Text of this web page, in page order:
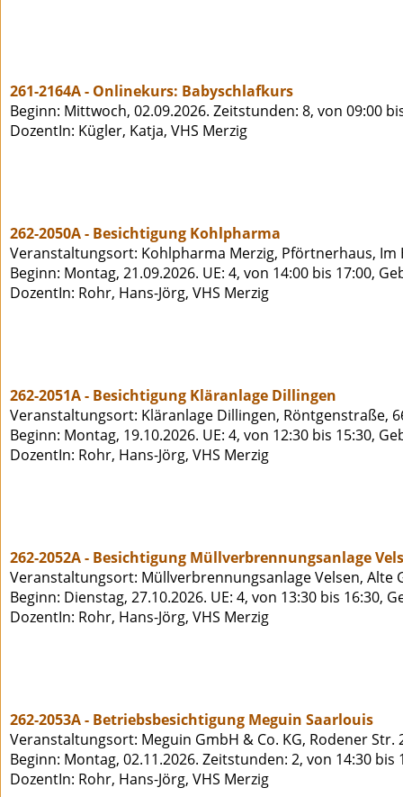
261-2164A - Onlinekurs: Babyschlafkurs
Beginn: Mittwoch, 02.09.2026. Zeitstunden: 8, von 09:00
DozentIn: Kügler, Katja, VHS Merzig
262-2050A - Besichtigung Kohlpharma
Veranstaltungsort: Kohlpharma Merzig, Pförtnerhaus, Im
Beginn: Montag, 21.09.2026. UE: 4, von 14:00 bis 17:00,
DozentIn: Rohr, Hans-Jörg, VHS Merzig
262-2051A - Besichtigung Kläranlage Dillingen
Veranstaltungsort: Kläranlage Dillingen, Röntgenstraße,
Beginn: Montag, 19.10.2026. UE: 4, von 12:30 bis 15:30,
DozentIn: Rohr, Hans-Jörg, VHS Merzig
262-2052A - Besichtigung Müllverbrennungsanlage
Veranstaltungsort: Müllverbrennungsanlage Velsen, Alte
Beginn: Dienstag, 27.10.2026. UE: 4, von 13:30 bis 16:30,
DozentIn: Rohr, Hans-Jörg, VHS Merzig
262-2053A - Betriebsbesichtigung Meguin Saarlouis
Veranstaltungsort: Meguin GmbH & Co. KG, Rodener Str.
Beginn: Montag, 02.11.2026. Zeitstunden: 2, von 14:30 bis
DozentIn: Rohr, Hans-Jörg, VHS Merzig